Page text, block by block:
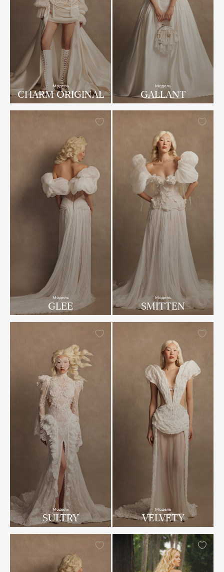
Модель
CHARM ORIGINAL
Модель
GALLANT
Модель
GLEE
Модель
SMITTEN
Модель
SULTRY
Модель
VELVETY